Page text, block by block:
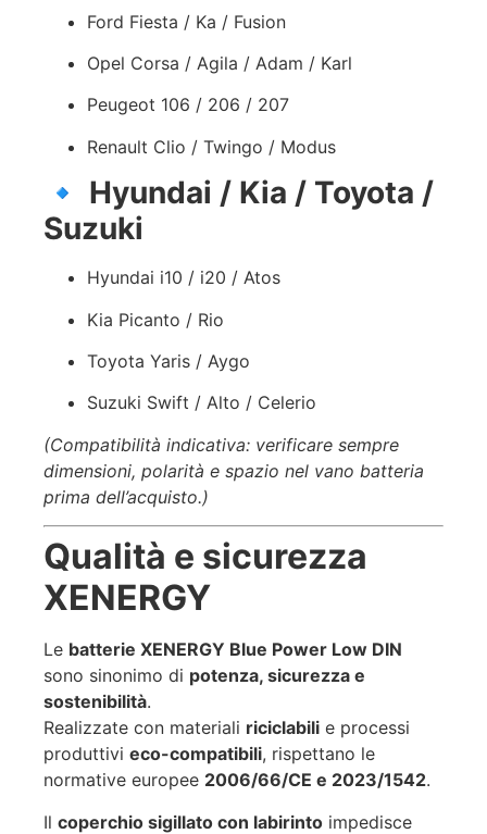
Ford Fiesta / Ka / Fusion
Opel Corsa / Agila / Adam / Karl
Peugeot 106 / 206 / 207
Renault Clio / Twingo / Modus
🔹 Hyundai / Kia / Toyota /
Suzuki
Hyundai i10 / i20 / Atos
Kia Picanto / Rio
Toyota Yaris / Aygo
Suzuki Swift / Alto / Celerio
(Compatibilità indicativa: verificare sempre
dimensioni, polarità e spazio nel vano batteria
prima dell’acquisto.)
Qualità e sicurezza
XENERGY
Le batterie XENERGY Blue Power Low DIN
sono sinonimo di potenza, sicurezza e
sostenibilità.
Realizzate con materiali riciclabili e processi
produttivi eco-compatibili, rispettano le
normative europee 2006/66/CE e 2023/1542.
Il coperchio sigillato con labirinto impedisce